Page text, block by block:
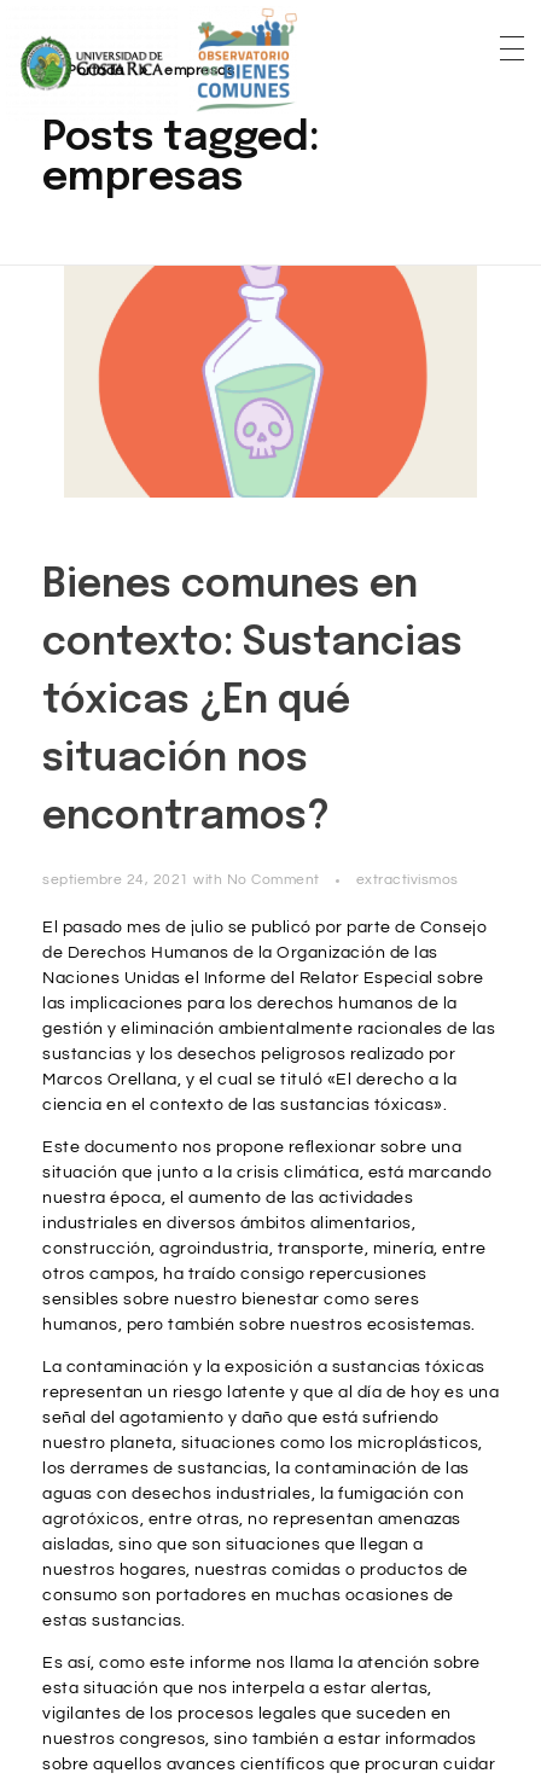
Portada » empresas
Posts tagged:
empresas
Bienes comunes en
contexto: Sustancias
tóxicas ¿En qué
situación nos
encontramos?
septiembre 24, 2021 with No Comment extractivismos
El pasado mes de julio se publicó por parte de Consejo
de Derechos Humanos de la Organización de las
Naciones Unidas el Informe del Relator Especial sobre
las implicaciones para los derechos humanos de la
gestión y eliminación ambientalmente racionales de las
sustancias y los desechos peligrosos realizado por
Marcos Orellana, y el cual se tituló «El derecho a la
ciencia en el contexto de las sustancias tóxicas».
Este documento nos propone reflexionar sobre una
situación que junto a la crisis climática, está marcando
nuestra época, el aumento de las actividades
industriales en diversos ámbitos alimentarios,
construcción, agroindustria, transporte, minería, entre
otros campos, ha traído consigo repercusiones
sensibles sobre nuestro bienestar como seres
humanos, pero también sobre nuestros ecosistemas.
La contaminación y la exposición a sustancias tóxicas
representan un riesgo latente y que al día de hoy es una
señal del agotamiento y daño que está sufriendo
nuestro planeta, situaciones como los microplásticos,
los derrames de sustancias, la contaminación de las
aguas con desechos industriales, la fumigación con
agrotóxicos, entre otras, no representan amenazas
aisladas, sino que son situaciones que llegan a
nuestros hogares, nuestras comidas o productos de
consumo son portadores en muchas ocasiones de
estas sustancias.
Es así, como este informe nos llama la atención sobre
esta situación que nos interpela a estar alertas,
vigilantes de los procesos legales que suceden en
nuestros congresos, sino también a estar informados
sobre aquellos avances científicos que procuran cuidar